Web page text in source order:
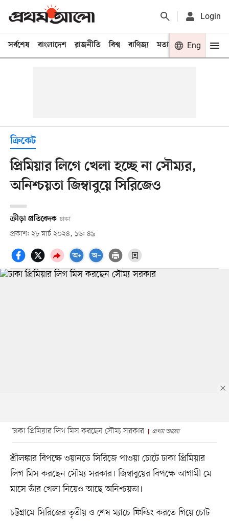
Login
সর্বশেষ বাংলাদেশ রাজনীতি বিশ্ব বাণিজ্য মতামত খেলা
Eng
ক্রিকেট
প্রিমিয়ার লিগে খেলা হচ্ছে না সৌম্যর,
অনিশ্চয়তা জিম্বাবুয়ে সিরিজেও
ক্রীড়া প্রতিবেদক ঢাকা
প্রকাশ: ২৮ মার্চ ২০২৪, ১৬: ৪৯
ঢাকা প্রিমিয়ার লিগ মিস করছেন সৌম্য সরকার প্রথম আলো
শ্রীলঙ্কার বিপক্ষে ওয়ানডে সিরিজে পাওয়া চোটে ঢাকা প্রিমিয়ার
লিগ মিস করছেন সৌম্য সরকার। জিম্বাবুয়ের বিপক্ষে আগামী মে
মাসে তাঁর খেলা নিয়েও আছে অনিশ্চয়তা।
চট্টগ্রামে সিরিজের তৃতীয় ও শেষ ম্যাচে ফিল্ডিং করতে গিয়ে চোট